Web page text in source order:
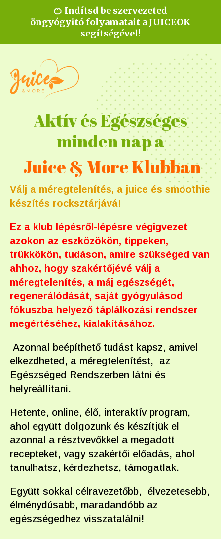
🍊 Indítsd be szervezeted
öngyógyitó folyamatait a JUICEOK
segítségével!
Aktív és Egészséges
minden nap a
Juice & More Klubban
Válj a méregtelenítés, a juice és smoothie
készítés rocksztárjává!
Ez a klub lépésről-lépésre végigvezet
azokon az eszközökön, tippeken,
trükkökön, tudáson, amire szükséged van
ahhoz, hogy szakértőjévé válj a
méregtelenítés, a máj egészségét,
regenerálódását, saját gyógyulásod
fókuszba helyező táplálkozási rendszer
megértéséhez, kialakításához.
Azonnal beépíthető tudást kapsz, amivel
elkezdheted, a méregtelenítést, az
Egészséged Rendszerben látni és
helyreállítani.
Hetente, online, élő, interaktív program,
ahol együtt dolgozunk és készítjük el
azonnal a résztvevőkkel a megadott
recepteket, vagy szakértői előadás, ahol
tanulhatsz, kérdezhetsz, támogatlak.
Együtt sokkal célravezetőbb, élvezetesebb,
élménydúsabb, maradandóbb az
egészségedhez visszatalálni!